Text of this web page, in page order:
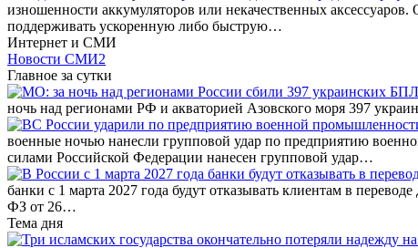
изношенности аккумуляторов или некачественных
поддерживать ускоренную либо быструю…
Интернет и СМИ
Новости СМИ2
Главное за сутки
ночь над регионами РФ и акваторией Азовского моря 397
военные ночью нанесли групповой удар по предприятию
силами Российской Федерации нанесен групповой удар…
банки с 1 марта 2027 года будут отказывать клиентам в
ФЗ от 26…
Тема дня